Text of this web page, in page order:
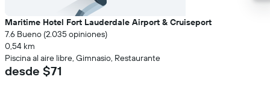
Maritime Hotel Fort Lauderdale Airport & Cruiseport
7.6 Bueno (2.035 opiniones)
0,54 km
Piscina al aire libre, Gimnasio, Restaurante
desde $71